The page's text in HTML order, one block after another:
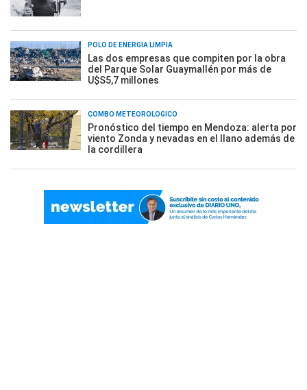
POLO DE ENERGÍA LIMPIA
Las dos empresas que compiten por la obra
del Parque Solar Guaymallén por más de
U$S5,7 millones
COMBO METEOROLÓGICO
Pronóstico del tiempo en Mendoza: alerta por
viento Zonda y nevadas en el llano además de
la cordillera